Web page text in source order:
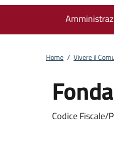
Home / Vivere il
Codice